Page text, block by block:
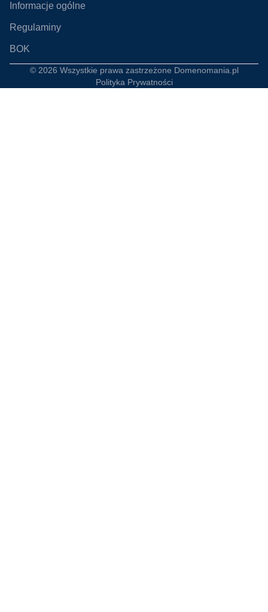
Informacje ogólne
Regulaminy
BOK
© 2026 Wszystkie prawa zastrzeżone Domenomania.pl
Polityka Prywatności